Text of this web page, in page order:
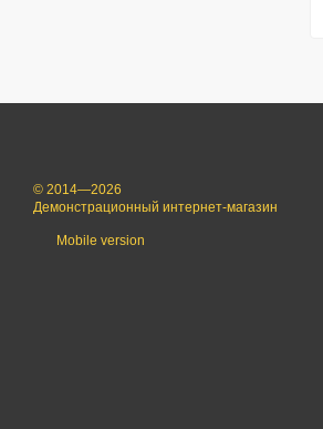
© 2014—2026
Демонстрационный интернет-магазин
Mobile version